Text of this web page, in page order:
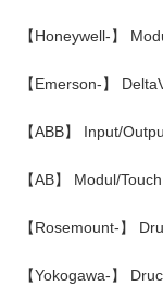
【Honeywell-】
【Emerson-】
【ABB】 Input/
【AB】 Modul/
【Rosemount-】
【Yokogawa-】